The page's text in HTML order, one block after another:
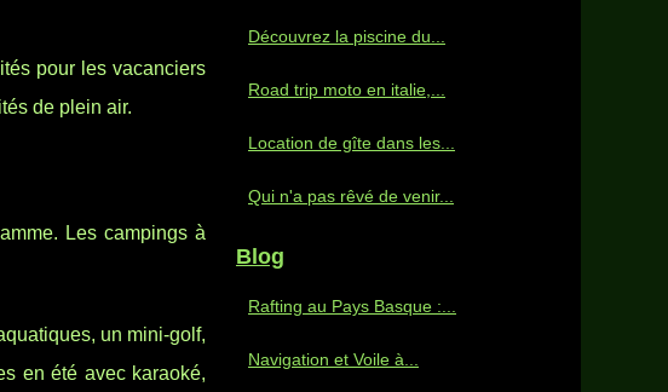
pour les vacanciers
de plein air.
Les campings à
un mini-golf,
en été avec karaoké,
Découvrez la piscine du...
Road trip moto en italie,...
Location de gîte dans les...
Qui n'a pas rêvé de venir...
Blog
Rafting au Pays Basque :...
Navigation et Voile à...